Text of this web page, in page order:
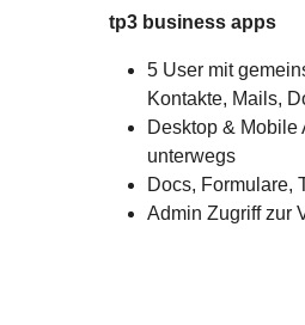
tp3 business apps
5 User mit
Kontakte, Mails,
Desktop & Mobile
unterwegs
Docs, Formulare,
Admin Zugriff zur